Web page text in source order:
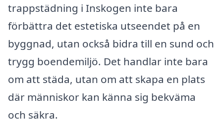
trappstädning i Inskogen inte bara
förbättra det estetiska utseendet på en
byggnad, utan också bidra till en sund och
trygg boendemiljö. Det handlar inte bara
om att städa, utan om att skapa en plats
där människor kan känna sig bekväma
och säkra.